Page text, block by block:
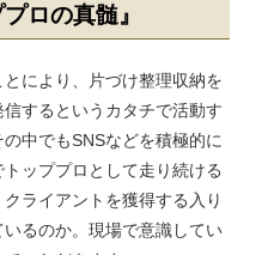
ロの真髄』
により、片づけ整理収納を
するというカタチで活動す
中でもSNSなどを積極的に
ッププロとして走り続ける
ライアントを獲得する入り
るのか。現場で意識してい